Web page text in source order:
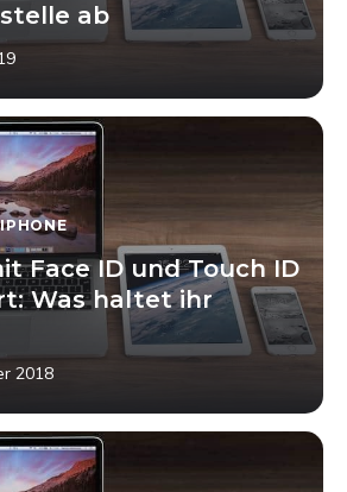
ab
IPHONE
Face ID und Touch ID
Was haltet ihr
2018